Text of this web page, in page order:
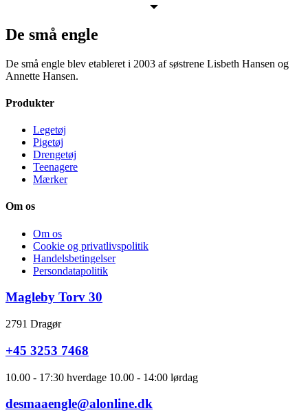
De små engle
De små engle blev etableret i 2003 af søstrene Lisbeth Hansen og
Annette Hansen.
Produkter
Legetøj
Pigetøj
Drengetøj
Teenagere
Mærker
Om os
Om os
Cookie og privatlivspolitik
Handelsbetingelser
Persondatapolitik
Magleby Torv 30
2791 Dragør
+45 3253 7468
10.00 - 17:30 hverdage 10.00 - 14:00 lørdag
desmaaengle@alonline.dk